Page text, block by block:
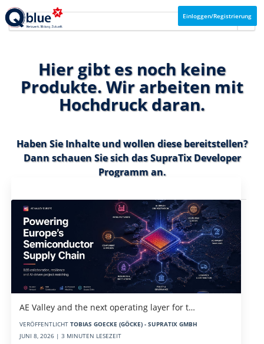
Einloggen/Registrierung
Hier gibt es noch keine
Produkte. Wir arbeiten mit
Hochdruck daran.
Haben Sie Inhalte und wollen diese bereitstellen?
Dann schauen Sie sich dasSupraTix Developer
Programman.
AE Valley and the next operating layer for t…
VERÖFFENTLICHT TOBIAS GOECKE (GÖCKE) - SUPRATIX GMBH
JUNI 8, 2026 | 3 MINUTEN LESEZEIT